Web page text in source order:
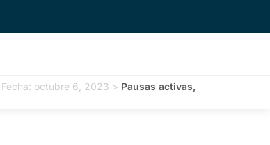
octubre 6, 2023 > Pausas activas,